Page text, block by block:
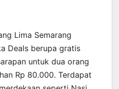
Lima Semarang
Deals berupa gratis
untuk dua orang
Rp 80.000. Terdapat